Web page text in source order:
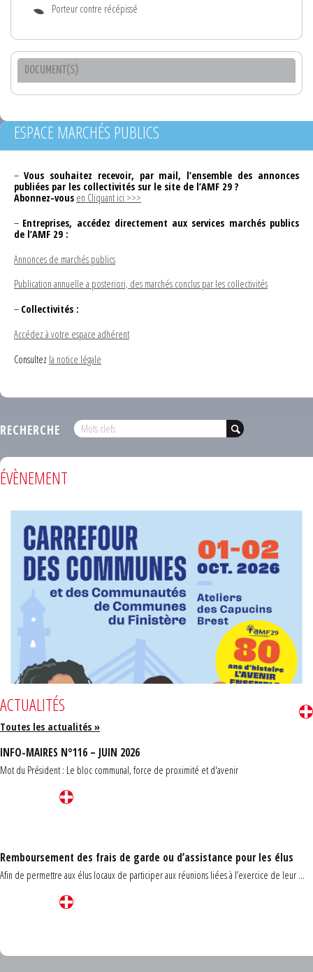
Porteur contre récépissé
DOCUMENT(S)
ESPACE MARCHÉS PUBLICS
– Vous souhaitez recevoir, par mail, l’ensemble des annonces
publiées par les collectivités sur le site de l’AMF 29 ?
Abonnez-vous en Cliquant ici >>>
– Entreprises, accédez directement aux services marchés publics
de l’AMF 29 :
Annonces de marchés publics
Publication annuelle a posteriori, des marchés conclus par les collectivités
– Collectivités :
Accédez à votre espace adhérent
Consultez la notice légale
RECHERCHE
ÉVÈNEMENT
ACTUALITÉS
Toutes les actualités »
INFO-MAIRES N°116 – JUIN 2026
Mot du Président : Le bloc communal, force de proximité et d'avenir
Remboursement des frais de garde ou d’assistance pour les élus
Afin de permettre aux élus locaux de participer aux réunions liées à l’exercice de leur ...